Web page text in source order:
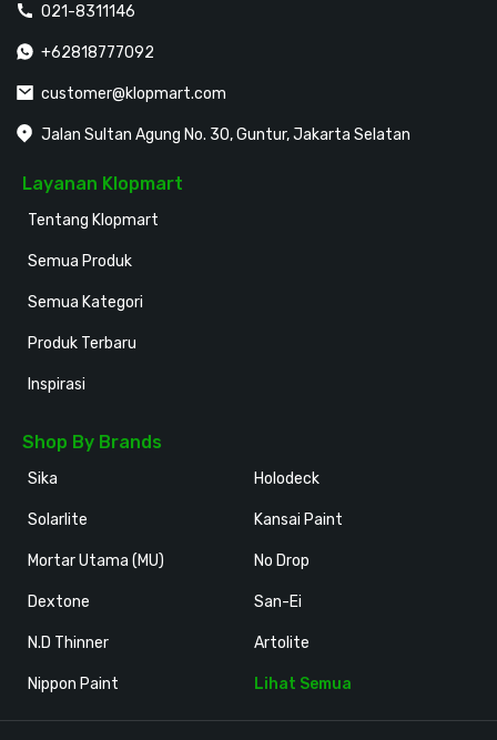
021-8311146
+62818777092
customer@klopmart.com
Jalan Sultan Agung No. 30, Guntur, Jakarta Selatan
Layanan Klopmart
Tentang Klopmart
Semua Produk
Semua Kategori
Produk Terbaru
Inspirasi
Shop By Brands
Sika
Solarlite
Mortar Utama (MU)
Dextone
N.D Thinner
Nippon Paint
Holodeck
Kansai Paint
No Drop
San-Ei
Artolite
Lihat Semua